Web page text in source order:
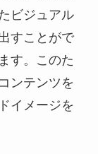
ビジュアル
すことがで
す。このた
ンテンツを
イメージを